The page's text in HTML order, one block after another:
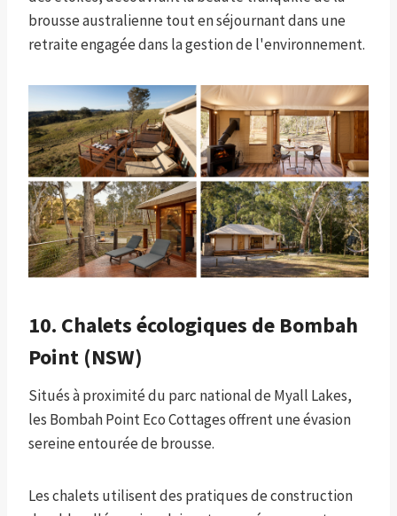
brousse australienne tout en séjournant dans une
retraite engagée dans la gestion de l'environnement.
10. Chalets écologiques de Bombah
Point (NSW)
Situés à proximité du parc national de Myall Lakes,
les Bombah Point Eco Cottages offrent une évasion
sereine entourée de brousse.
Les chalets utilisent des pratiques de construction